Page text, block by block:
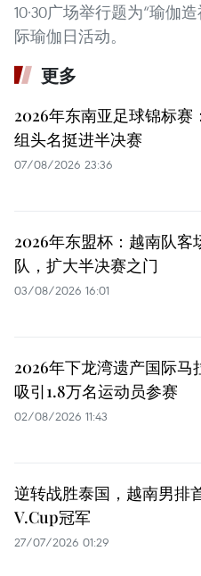
10·30广场举行题为“瑜伽
际瑜伽日活动。
更多
2026年东南亚足球锦标赛
组头名挺进半决赛
07/08/2026 23:36
2026年东盟杯：越南队客
队，扩大半决赛之门
03/08/2026 16:01
2026年下龙湾遗产国际马
吸引1.8万名运动员参赛
02/08/2026 11:43
逆转战胜泰国，越南男排
V.Cup冠军
27/07/2026 01:29